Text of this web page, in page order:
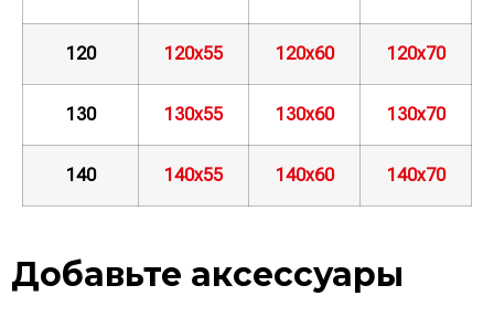
120 120х55 120х60 120х70
130 130х55 130х60 130х70
140 140х55 140х60 140х70
Добавьте аксессуары